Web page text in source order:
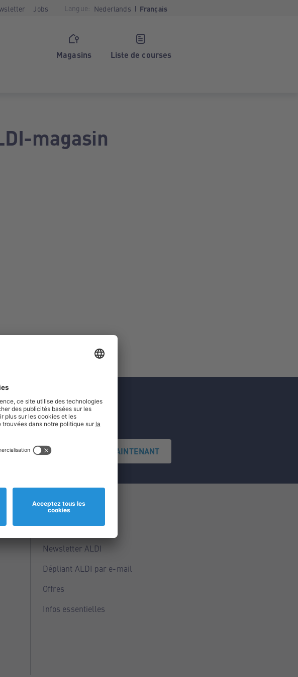
Jobs Langue: Nederlands Français
Magasins Liste de courses
magasin
S'INSCRIRE MAINTENANT
Service
Points ALDI
Newsletter ALDI
Dépliant ALDI par e-mail
Offres
Infos essentielles